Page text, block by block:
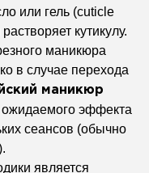
или гель (cuticle
растворяет кутикулу.
маникюра
в случае перехода
маникюр
ожидаемого эффекта
сеансов (обычно
является